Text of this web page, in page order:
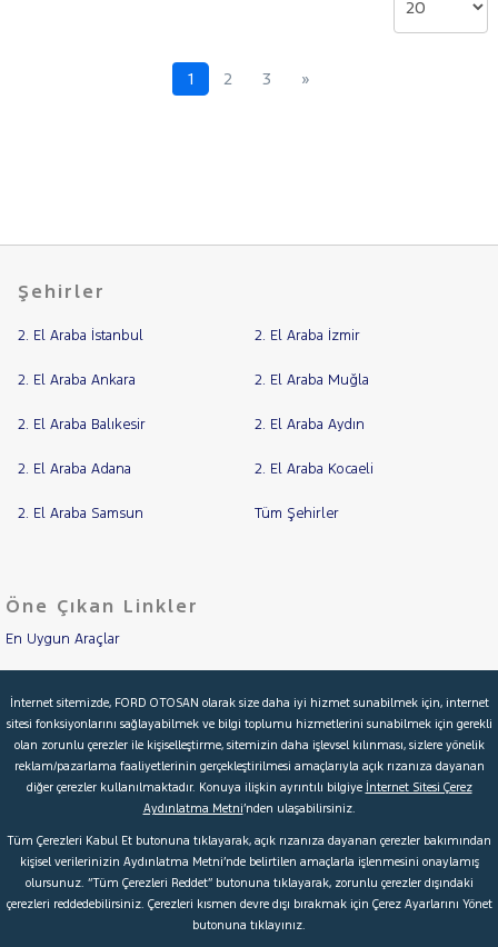
1 2 3 »
Şehirler
2. El Araba İstanbul 2. El Araba İzmir
2. El Araba Ankara 2. El Araba Muğla
2. El Araba Balıkesir 2. El Araba Aydın
2. El Araba Adana 2. El Araba Kocaeli
2. El Araba Samsun Tüm Şehirler
Öne Çıkan Linkler
En Uygun Araçlar
İkinci El Garanti
Kampanyalar
Kredi Hesaplama & Başvuru
© 2026 Ford Türkiye Ford Kurumsal Hakkımızda
Şartlar & Kişisel Verilerin Korunması S.S.S.
İnternet sitemizde, FORD OTOSAN olarak size daha iyi hizmet sunabilmek için, internet
sitesi fonksiyonlarını sağlayabilmek ve bilgi toplumu hizmetlerini sunabilmek için gerekli
olan zorunlu çerezler ile kişiselleştirme, sitemizin daha işlevsel kılınması, sizlere yönelik
reklam/pazarlama faaliyetlerinin gerçekleştirilmesi amaçlarıyla açık rızanıza dayanan
diğer çerezler kullanılmaktadır. Konuya ilişkin ayrıntılı bilgiye İnternet Sitesi Çerez
Aydınlatma Metni’nden ulaşabilirsiniz.
Tüm Çerezleri Kabul Et butonuna tıklayarak, açık rızanıza dayanan çerezler bakımından
kişisel verilerinizin Aydınlatma Metni’nde belirtilen amaçlarla işlenmesini onaylamış
olursunuz. “Tüm Çerezleri Reddet” butonuna tıklayarak, zorunlu çerezler dışındaki
çerezleri reddedebilirsiniz. Çerezleri kısmen devre dışı bırakmak için Çerez Ayarlarını Yönet
butonuna tıklayınız.